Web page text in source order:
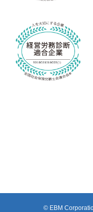
© EBM